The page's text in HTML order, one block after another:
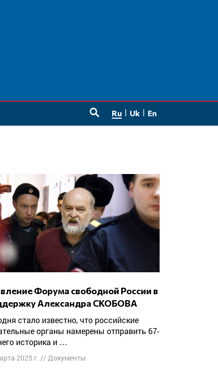
Ru Uk En
Александра СКОБОВА
органы намерены отправить 67-
историка и …
2025 г. // Документы